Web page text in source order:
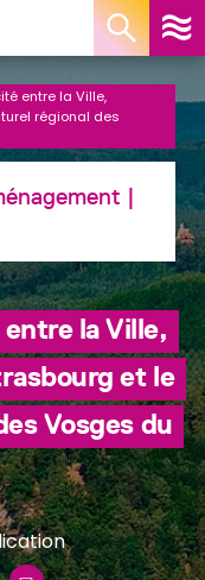
entre la Ville,
régional des
|
la Ville,
et le
Vosges du